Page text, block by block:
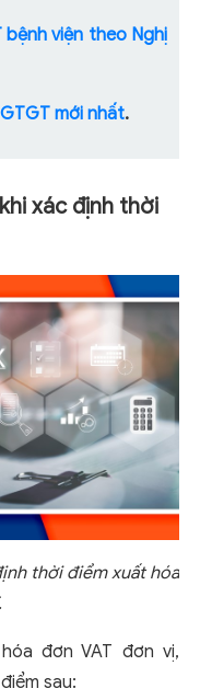
viện theo Nghị
mới nhất.
xác định thời
thời điểm xuất hóa
đơn VAT đơn vị,
sau: